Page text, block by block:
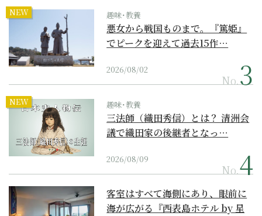
NEW 趣味･教養
悪女から戦国ものまで。『篤姫』
でピークを迎えて過去15作…
2026/08/02
No.
NEW 趣味･教養
三法師（織田秀信）とは？ 清洲会
議で織田家の後継者となっ…
2026/08/09
No.
客室はすべて海側にあり、眼前に
海が広がる『西表島ホテル by 星